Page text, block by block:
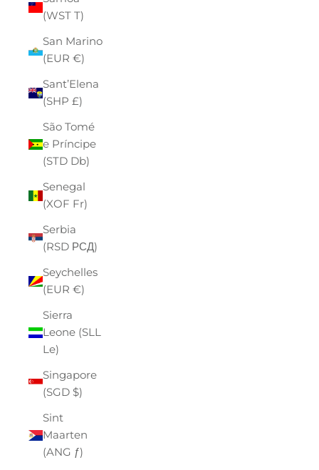
(WST T)
San Marino
(EUR €)
Sant’Elena
(SHP £)
São Tomé
e Príncipe
(STD Db)
Senegal
(XOF Fr)
Serbia
(RSD РСД)
Seychelles
(EUR €)
Sierra
Leone (SLL
Le)
Singapore
(SGD $)
Sint
Maarten
(ANG ƒ)